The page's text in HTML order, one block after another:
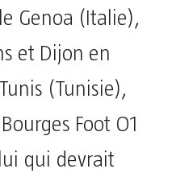
Genoa (Italie),
et Dijon en
(Tunisie),
Foot O1
qui devrait